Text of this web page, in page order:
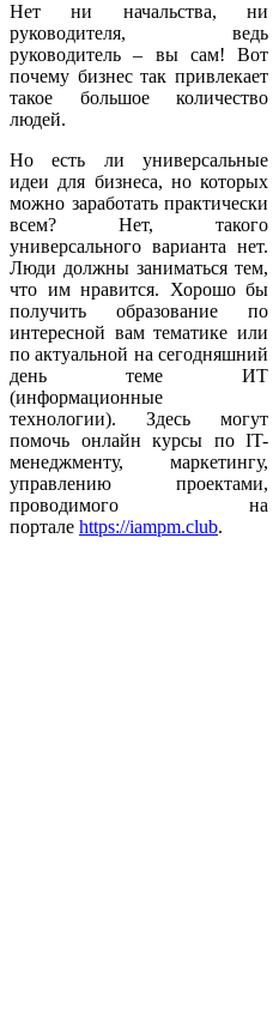
Нет ни начальства, ни
руководителя, ведь
руководитель – вы сам! Вот
почему бизнес так привлекает
такое большое количество
людей.
Но есть ли универсальные
идеи для бизнеса, но которых
можно заработать практически
всем? Нет, такого
универсального варианта нет.
Люди должны заниматься тем,
что им нравится. Хорошо бы
получить образование по
интересной вам тематике или
по актуальной на сегодняшний
день теме ИТ
(информационные
технологии). Здесь могут
помочь онлайн курсы по IT-
менеджменту, маркетингу,
управлению проектами,
проводимого на
портале https://iampm.club.